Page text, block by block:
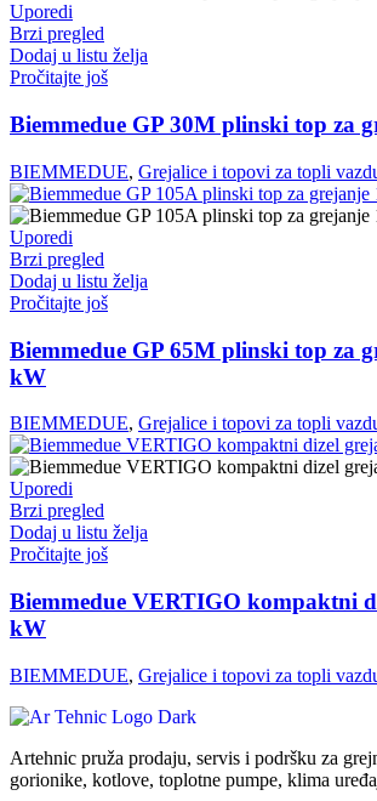
Uporedi
Brzi pregled
Dodaj u listu želja
Pročitajte još
Biemmedue GP 30M plinski top za
BIEMMEDUE, Grejalice i topovi za topli
Uporedi
Brzi pregled
Dodaj u listu želja
Pročitajte još
Biemmedue GP 65M plinski top za
kW
BIEMMEDUE, Grejalice i topovi za topli
Uporedi
Brzi pregled
Dodaj u listu želja
Pročitajte još
Biemmedue VERTIGO kompaktni
kW
BIEMMEDUE, Grejalice i topovi za topli
Artehnic pruža prodaju, servis i podršku za
gorionike, kotlove, toplotne pumpe, klima